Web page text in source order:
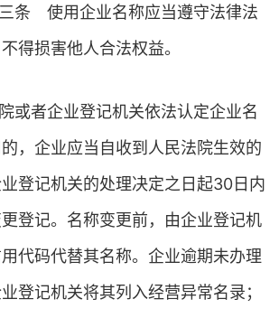
使用企业名称应当遵守法律法
得损害他人合法权益。
者企业登记机关依法认定企业名
，企业应当自收到人民法院生效的
登记机关的处理决定之日起30日内
登记。名称变更前，由企业登记机
代码代替其名称。企业逾期未办理
登记机关将其列入经营异常名录；